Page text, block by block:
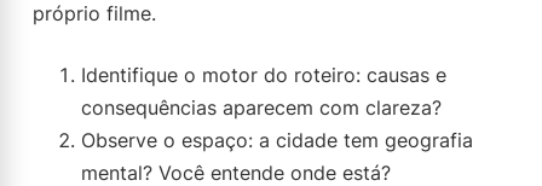
próprio filme.
Identifique o motor do roteiro: causas e
consequências aparecem com clareza?
Observe o espaço: a cidade tem geografia
mental? Você entende onde está?